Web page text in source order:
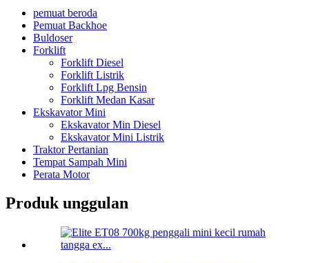
pemuat beroda
Pemuat Backhoe
Buldoser
Forklift
Forklift Diesel
Forklift Listrik
Forklift Lpg Bensin
Forklift Medan Kasar
Ekskavator Mini
Ekskavator Min Diesel
Ekskavator Mini Listrik
Traktor Pertanian
Tempat Sampah Mini
Perata Motor
Produk unggulan